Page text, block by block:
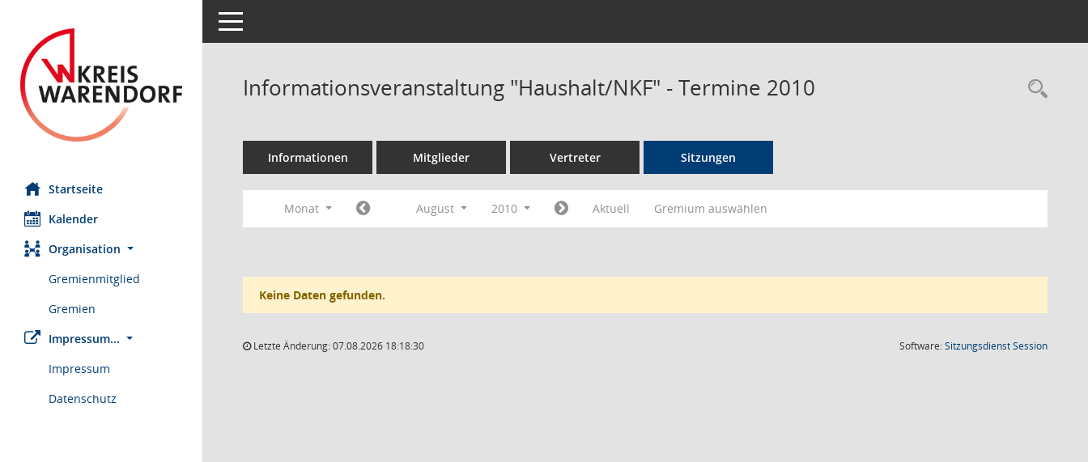
Startseite
Kalender
Organisation
Gremienmitglied
Gremien
Impressum...
Impressum
Datenschutz
Toggle navigation
Informationsveranstaltung "Haushalt/NKF" - Termine 2010
Informationen Mitglieder Vertreter Sitzungen
Monat August 2010 Aktuell Gremium auswählen
Keine Daten gefunden.
Letzte Änderung: 07.08.2026 18:18:30 Software:SitzungsdienstSession(Wird in